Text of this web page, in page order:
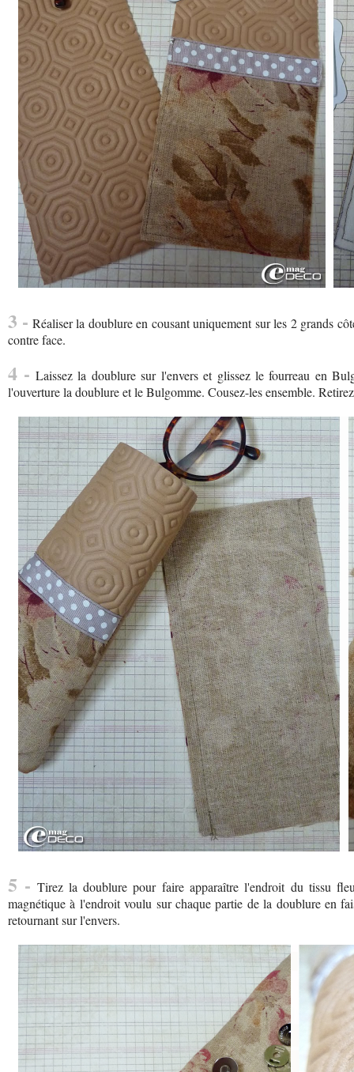
3 - Réaliser la doublure en cousant uniquement sur les 2 grands
contre face.
4 - Laissez la doublure sur l'envers et glissez le fourreau en
l'ouverture la doublure et le Bulgomme. Cousez-les ensemble.
5 - Tirez la doublure pour faire apparaître l'endroit du tissu
magnétique à l'endroit voulu sur chaque partie de la doublure en
retournant sur l'envers.